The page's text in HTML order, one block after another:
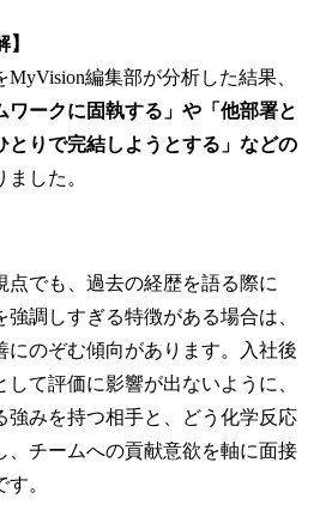
編集部が分析した結果、
ワークに固執する」や「他部署と
とりで完結しようとする」などの
した。
点でも、過去の経歴を語る際に
強調しすぎる特徴がある場合は、
にのぞむ傾向があります。入社後
て評価に影響が出ないように、
強みを持つ相手と、どう化学反応
、チームへの貢献意欲を軸に面接
。